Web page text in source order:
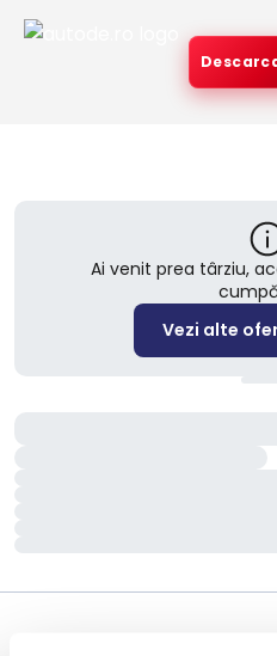
Ai venit prea târziu,
Vezi alte